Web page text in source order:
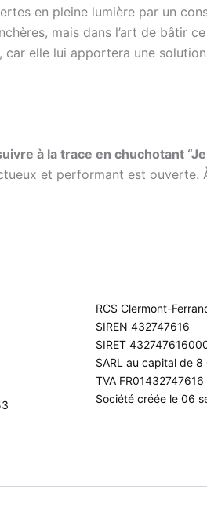
en pleine lumière par un
mais dans l’art de bâtir
car elle lui apportera une
à la trace en chuchotant
et performant est ouverte.
RCS Clermont-
SIREN 432747616
SIRET
SARL au capital de 8
TVA FR01432747616
Société créée le 06